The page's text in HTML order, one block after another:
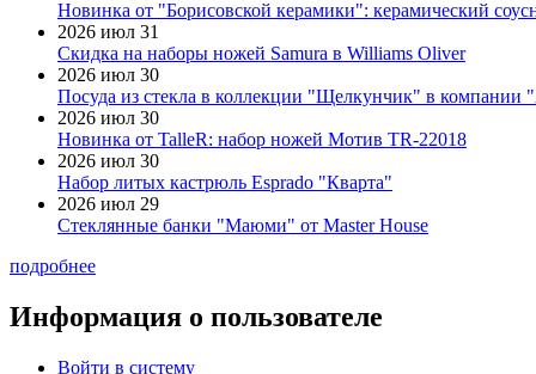
Новинка от "Борисовской керамики": керамический
2026 июл 31
Скидка на наборы ножей Samura в Williams Oliver
2026 июл 30
Посуда из стекла в коллекции "Щелкунчик" в
2026 июл 30
Новинка от TalleR: набор ножей Мотив TR-22018
2026 июл 30
Набор литых кастрюль Esprado "Кварта"
2026 июл 29
Стеклянные банки "Маюми" от Master House
подробнее
Информация о пользователе
Войти в систему